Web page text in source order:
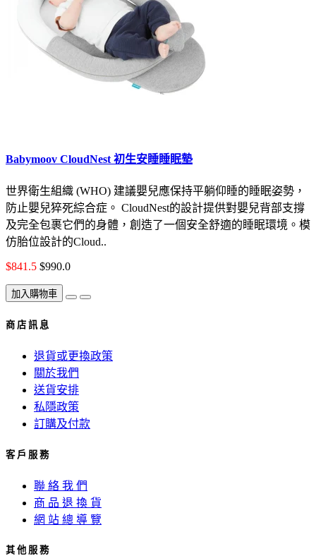
Babymoov CloudNest 初生安睡睡眠墊
世界衛生組織 (WHO) 建議嬰兒應保持平躺仰睡的睡眠姿勢，
防止嬰兒猝死綜合症。 CloudNest的設計提供對嬰兒背部支撐
及完全包裹它們的身體，創造了一個安全舒適的睡眠環境。模
仿胎位設計的Cloud..
$841.5 $990.0
加入購物車
商 店 訊 息
退貨或更換政策
關於我們
送貨安排
私隱政策
訂購及付款
客 戶 服 務
聯 絡 我 們
商 品 退 換 貨
網 站 總 導 覽
其 他 服 務